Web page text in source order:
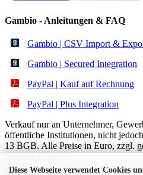
Diese Webseite verwendet Cookies
Gambio - Anleitungen & FAQ
Gambio | CSV Import &
Gambio | Secured Integration
PayPal | Kauf auf Rechnung
PayPal | Plus Integration
Verkauf nur an Unternehmer,
öffentliche Institutionen, nicht
13 BGB. Alle Preise in Euro, zzgl.
Gambio © 2026